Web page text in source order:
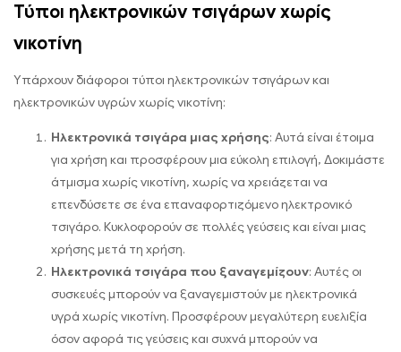
Τύποι ηλεκτρονικών τσιγάρων χωρίς
νικοτίνη
Υπάρχουν διάφοροι τύποι ηλεκτρονικών τσιγάρων και
ηλεκτρονικών υγρών χωρίς νικοτίνη:
Ηλεκτρονικά τσιγάρα μιας χρήσης: Αυτά είναι έτοιμα
για χρήση και προσφέρουν μια εύκολη επιλογή, Δοκιμάστε
άτμισμα χωρίς νικοτίνη, χωρίς να χρειάζεται να
επενδύσετε σε ένα επαναφορτιζόμενο ηλεκτρονικό
τσιγάρο. Κυκλοφορούν σε πολλές γεύσεις και είναι μιας
χρήσης μετά τη χρήση.
Ηλεκτρονικά τσιγάρα που ξαναγεμίζουν: Αυτές οι
συσκευές μπορούν να ξαναγεμιστούν με ηλεκτρονικά
υγρά χωρίς νικοτίνη. Προσφέρουν μεγαλύτερη ευελιξία
όσον αφορά τις γεύσεις και συχνά μπορούν να